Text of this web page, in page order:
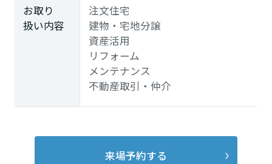
お取り
扱い内容
注文住宅
建物・宅地分譲
資産活用
リフォーム
メンテナンス
不動産取引・仲介
来場予約する
徳島県